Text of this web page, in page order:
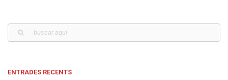
ENTRADES RECENTS